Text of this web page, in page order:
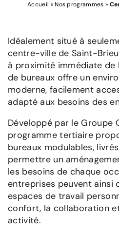
Accueil »Nos programmes »
Idéalement situé à
centre-ville de Saint-
à proximité immédiate de
de bureaux offre un
moderne, facilement
adapté aux besoins des
Développé par le Groupe
programme tertiaire
bureaux modulables,
permettre un
les besoins de chaque
entreprises peuvent ainsi
espaces de travail
confort, la collaboration
activité.